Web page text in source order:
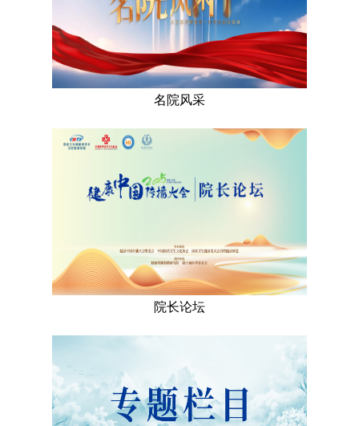
名院风采
院长论坛